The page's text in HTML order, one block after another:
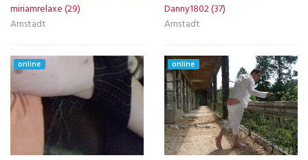
miriamrelaxe (29)
Arnstadt
Danny1802 (37)
Arnstadt
online online